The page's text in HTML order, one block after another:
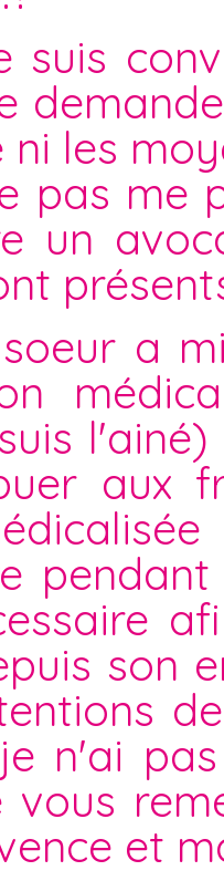
suis
ni les
pas me
un
a
aux
son
n'ai
vous
et